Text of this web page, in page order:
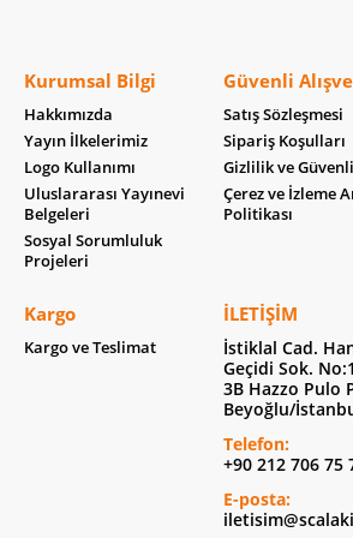
Kurumsal Bilgi
Hakkımızda
Yayın İlkelerimiz
Logo Kullanımı
Uluslararası Yayınevi
Belgeleri
Sosyal Sorumluluk
Projeleri
Güvenli
Satış Sözleşmesi
Sipariş Koşulları
Gizlilik ve
Çerez ve İzleme
Politikası
Kargo
Kargo ve Teslimat
İLETIŞIM
İstiklal Cad.
Geçidi Sok.
3B Hazzo Pulo
Beyoğlu/
Telefon:
+90 212 706 75
E-posta: